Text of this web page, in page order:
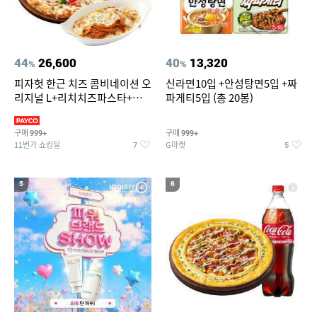
44% 26,600
피자헛 한근 치즈 콤비네이션 오
리지널 L+리치치즈파스타+콜
구매 999+
11번가 쇼킹딜 7
40% 13,320
신라면10입 +안성탕면5입 +짜
파게티5입 (총 20봉)
구매 999+
G마켓 5
5 6